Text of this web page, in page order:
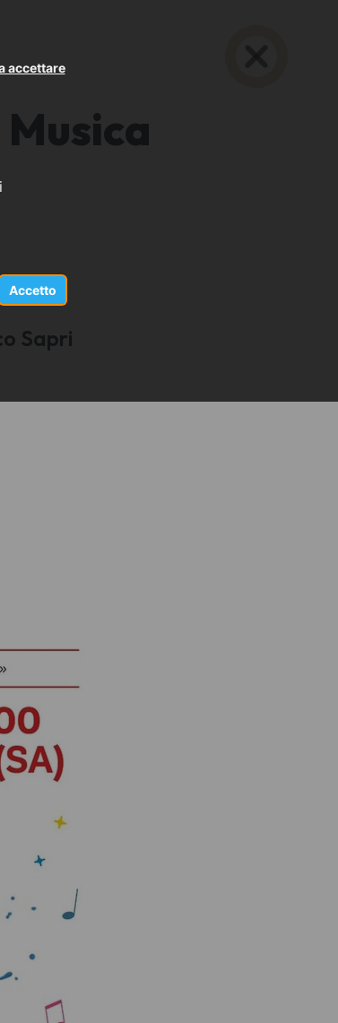
Accetto
accettare
Sapri